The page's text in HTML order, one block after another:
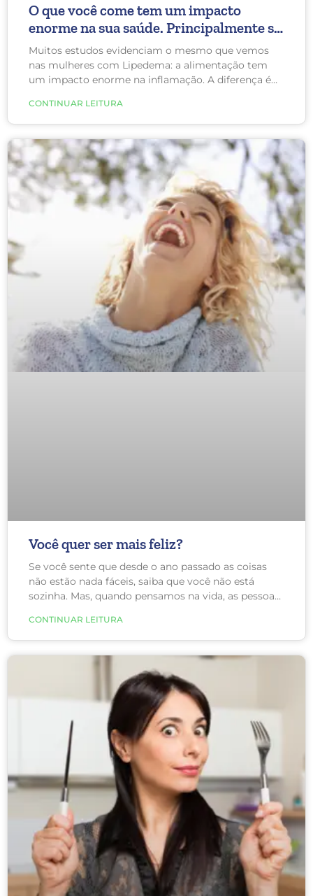
O que você come tem um impacto
enorme na sua saúde. Principalmente se
você tem Lipedema.
Muitos estudos evidenciam o mesmo que vemos
nas mulheres com Lipedema: a alimentação tem
um impacto enorme na inflamação. A diferença é
melhor e o pior remédio que qualquer pessoa pode
utilizar diariamente. As escolhas e orientações são
fundamentais para uma vida saudável. A
alimentação correta pode realmente melhorar a sua
saúde e diminuir o risco de desenvolver qualquer
doença crônica
CONTINUAR LEITURA
Você quer ser mais feliz?
Se você sente que desde o ano passado as coisas
não estão nada fáceis, saiba que você não está
sozinha. Mas, quando pensamos na vida, as pessoas
mesmo em tempos normais. Teste a combinação
de três estratégias físicas e emocionais para ter
felicidade!
CONTINUAR LEITURA